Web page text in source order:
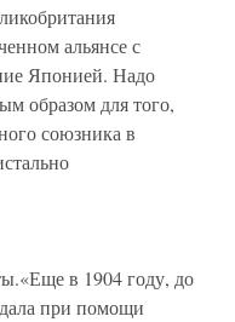
альянсе с
Японией. Надо
образом для того,
союзника в
в 1904 году, до
при помощи